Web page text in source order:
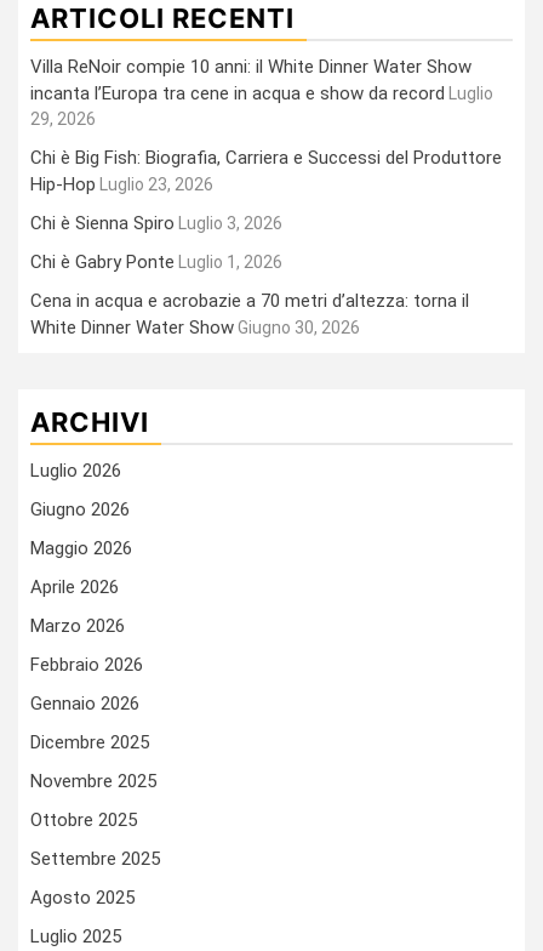
ARTICOLI RECENTI
Villa ReNoir compie 10 anni: il White Dinner Water Show
incanta l’Europa tra cene in acqua e show da record
Luglio
29, 2026
Chi è Big Fish: Biografia, Carriera e Successi del Produttore
Hip-Hop
Luglio 23, 2026
Chi è Sienna Spiro Luglio 3, 2026
Chi è Gabry Ponte Luglio 1, 2026
Cena in acqua e acrobazie a 70 metri d’altezza: torna il
White Dinner Water ShowGiugno 30, 2026
ARCHIVI
Luglio 2026
Giugno 2026
Maggio 2026
Aprile 2026
Marzo 2026
Febbraio 2026
Gennaio 2026
Dicembre 2025
Novembre 2025
Ottobre 2025
Settembre 2025
Agosto 2025
Luglio 2025